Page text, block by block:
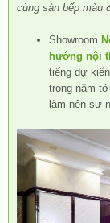
cùng sàn bếp màu
Showroom
hướng nội
tiếng dự
trong năm
làm nên sự